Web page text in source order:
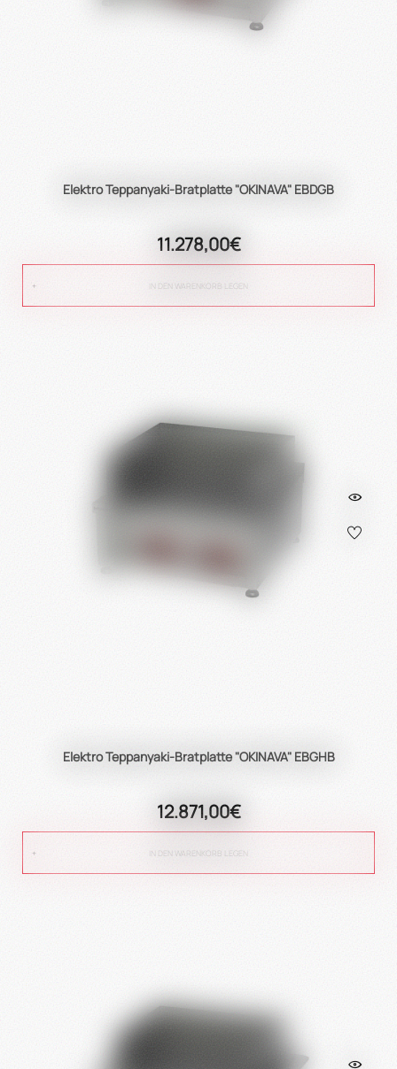
Elektro Teppanyaki-Bratplatte "OKINAVA" EBDGB
11.278,00€
IN DEN WARENKORB LEGEN
Elektro Teppanyaki-Bratplatte "OKINAVA" EBGHB
12.871,00€
IN DEN WARENKORB LEGEN